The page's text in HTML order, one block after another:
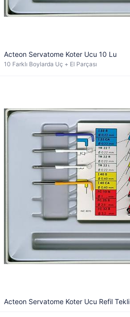
Acteon Servatome Koter Ucu 10 Lu
10 Farklı Boylarda Uç + El Parçası
Acteon Servatome Koter Ucu Refil Tekli